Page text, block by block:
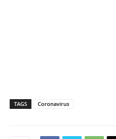
TAGS Coronavirus